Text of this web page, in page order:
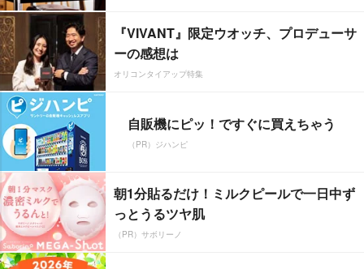
『VIVANT』限定ウオッチ、プロデューサ
ーの感想は
オリコンタイアップ特集
自販機にピッ！ですぐに買えちゃう
（PR）ジハンピ
朝1分貼るだけ！ミルクピールで一日中ず
っとうるツヤ肌
（PR）サボリーノ